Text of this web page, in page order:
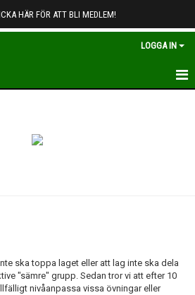
HÄR FÖR ATT BLI MEDLEM!
LOGGA IN
ska toppa laget eller att lag inte ska dela
"sämre" grupp. Sedan tror vi att efter 10
nivåanpassa vissa övningar eller